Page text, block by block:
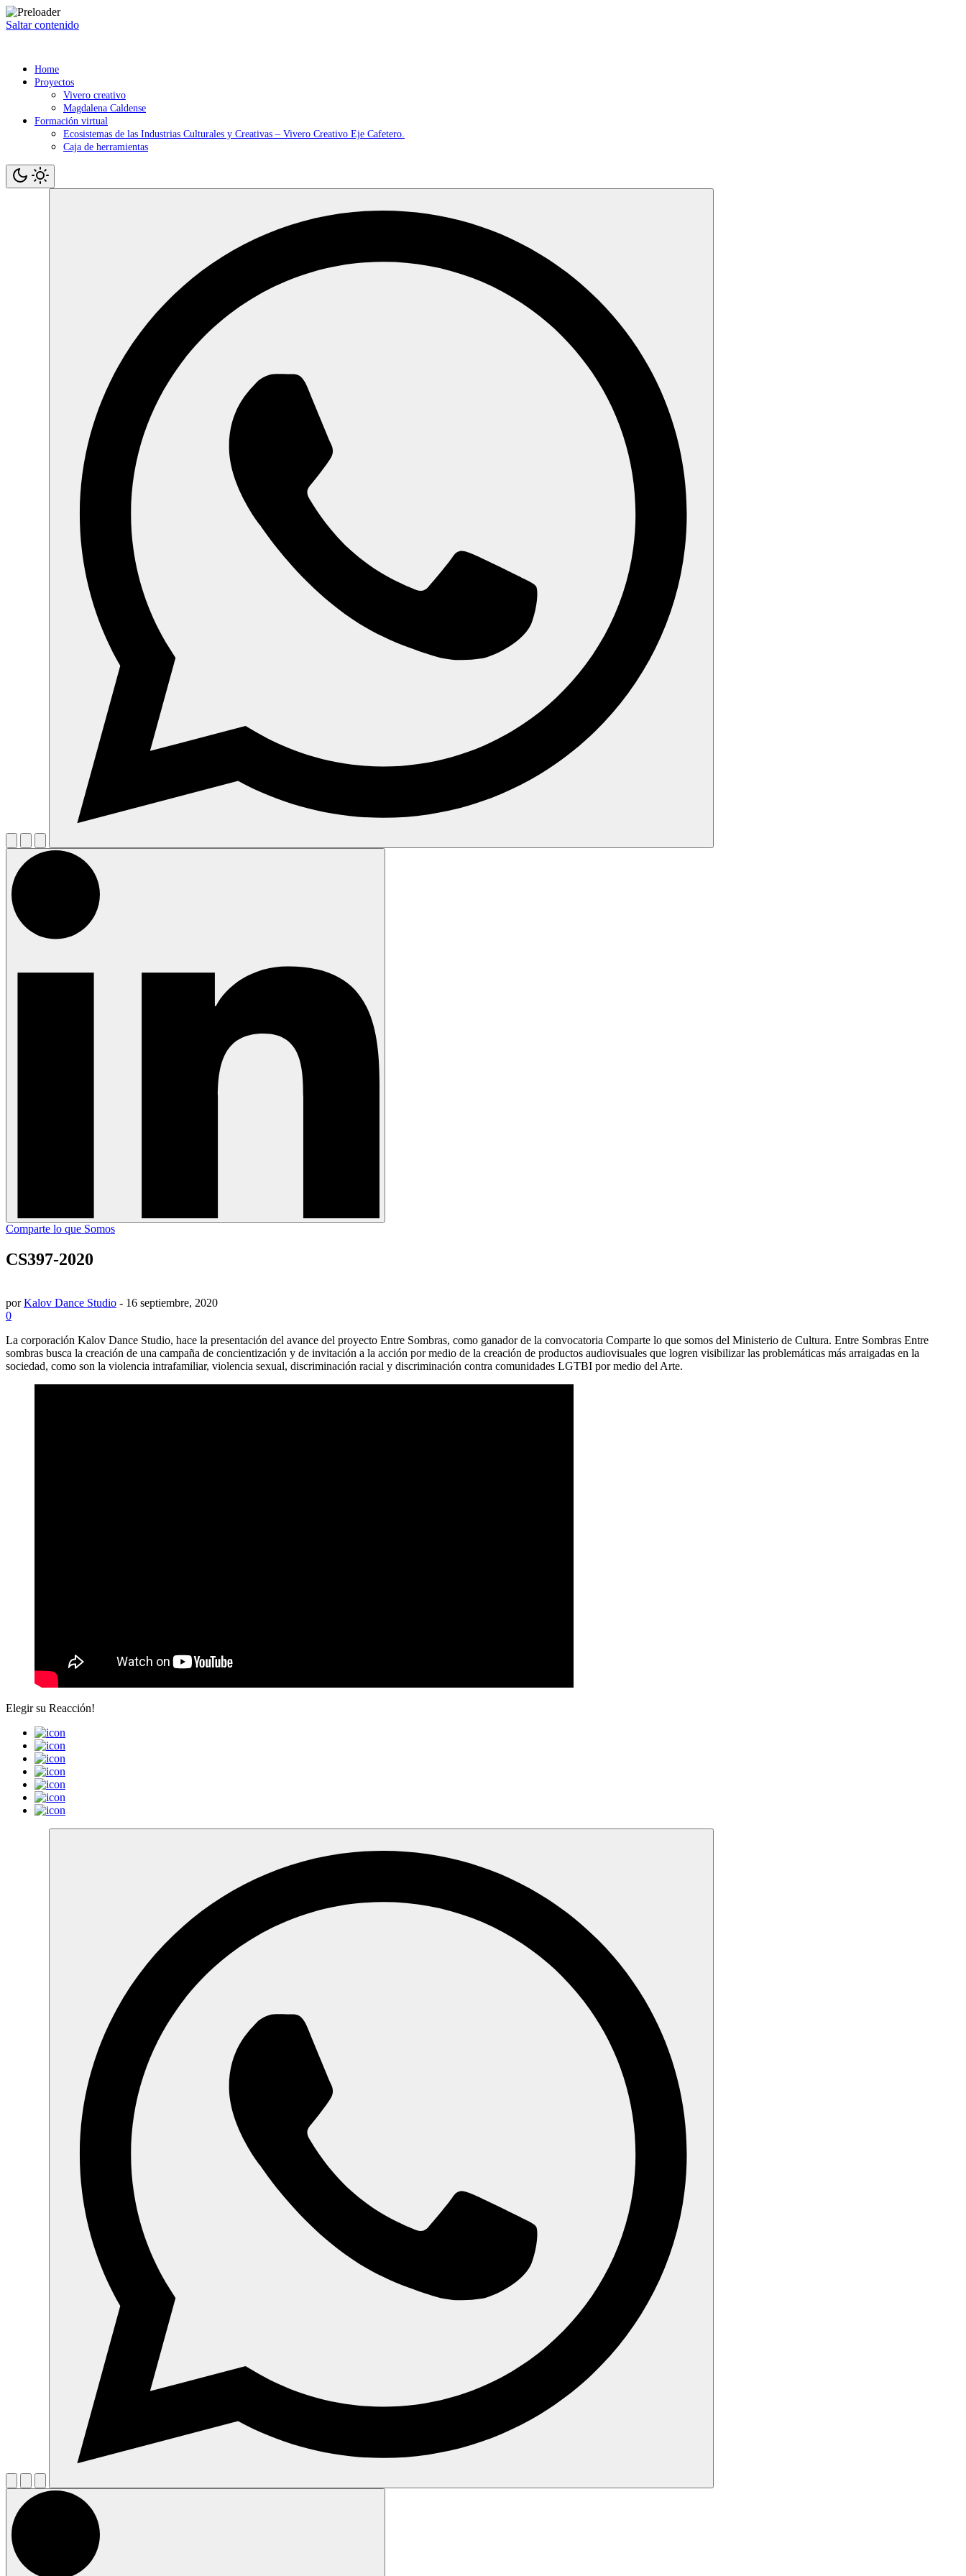
Saltar contenido
Home
Proyectos
Vivero creativo
Magdalena Caldense
Formación virtual
Ecosistemas de las Industrias Culturales y Creativas – Vivero Creativo Eje Cafetero.
Caja de herramientas
Comparte lo que Somos
CS397-2020
porKalov Dance Studio - 16 septiembre, 2020
0
La corporación Kalov Dance Studio, hace la presentación del avance del proyecto Entre Sombras, como ganador de la convocatoria Comparte lo que somos del Ministerio de Cultura. Entre Sombras Entre
sombras busca la creación de una campaña de concientización y de invitación a la acción por medio de la creación de productos audiovisuales que logren visibilizar las problemáticas más arraigadas en la
sociedad, como son la violencia intrafamiliar, violencia sexual, discriminación racial y discriminación contra comunidades LGTBI por medio del Arte.
Elegir su Reacción!